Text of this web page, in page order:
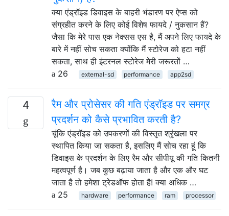
क्या एंड्रॉइड डिवाइस के बाहरी भंडारण पर ऐप्स को
संग्रहीत करने के लिए कोई विशेष फायदे / नुकसान हैं?
जैसा कि मेरे पास एक नेक्सस एस है, मैं अपने लिए फायदे के
बारे में नहीं सोच सकता क्योंकि मैं स्टोरेज को हटा नहीं
सकता, साथ ही इंटरनल स्टोरेज मेरी जरूरतों …
26
external-sd performance app2sd
4
रैम और प्रोसेसर की गति एंड्रॉइड पर समग्र
प्रदर्शन को कैसे प्रभावित करती है?
चूंकि एंड्रॉइड को उपकरणों की विस्तृत श्रृंखला पर
स्थापित किया जा सकता है, इसलिए मैं सोच रहा हूं कि
डिवाइस के प्रदर्शन के लिए रैम और सीपीयू की गति कितनी
महत्वपूर्ण है। जब कुछ बढ़ाया जाता है और एक और घट
जाता है तो हमेशा ट्रेडऑफ होता है! क्या अधिक …
25
hardware performance ram processor